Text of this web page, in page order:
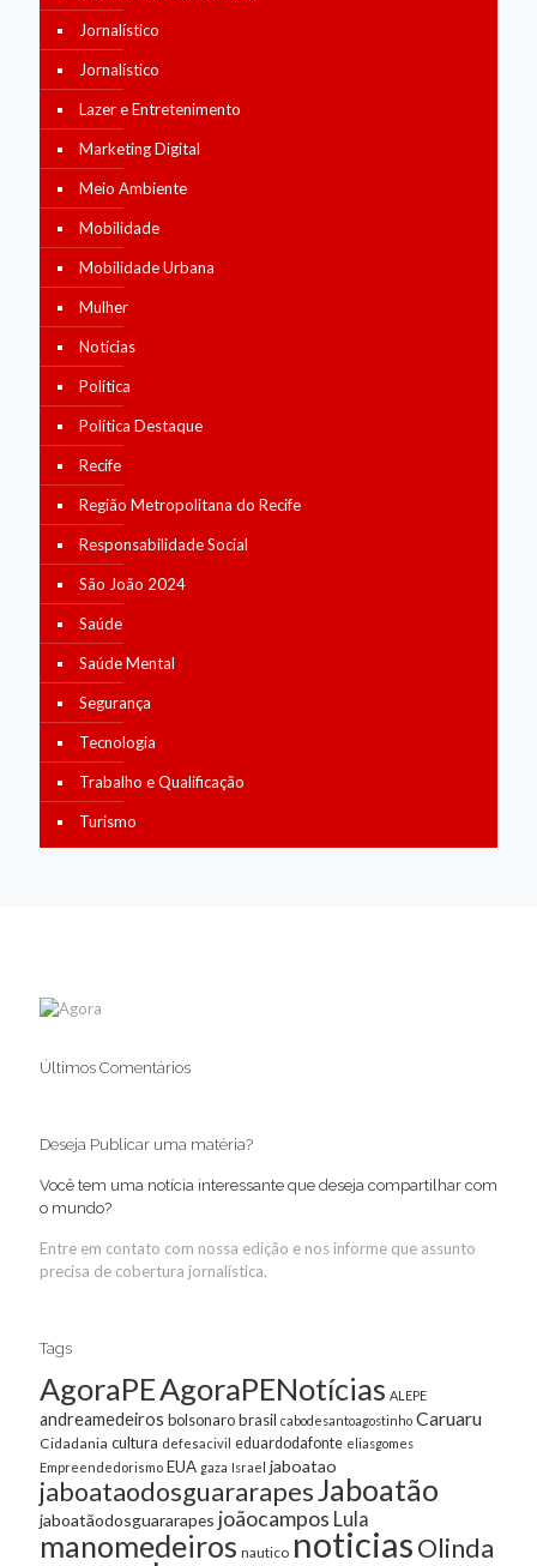
Jornalístico
Jornalístico
Lazer e Entretenimento
Marketing Digital
Meio Ambiente
Mobilidade
Mobilidade Urbana
Mulher
Notícias
Política
Política Destaque
Recife
Região Metropolitana do Recife
Responsabilidade Social
São João 2024
Saúde
Saúde Mental
Segurança
Tecnologia
Trabalho e Qualificação
Turismo
Últimos Comentários
Deseja Publicar uma matéria?
Você tem uma notícia interessante que deseja compartilhar com
o mundo?
Entre em contato com nossa edição e nos informe que assunto
precisa de cobertura jornalística.
Tags
AgoraPEAgoraPENotícias ALEPE
andreamedeiros bolsonarobrasil cabodesantoagostinho Caruaru
Cidadania cultura defesacivil eduardodafonte eliasgomes
Empreendedorismo EUA gaza Israel jaboatao
jaboataodosguararapesJaboatão
jaboatãodosguararapes joãocampos Lula
manomedeiros nautico noticiasOlinda